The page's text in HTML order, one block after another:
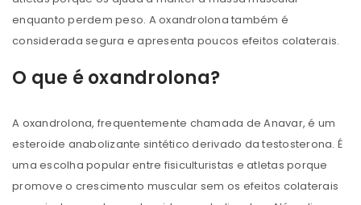
enquanto perdem peso. A oxandrolona também é
considerada segura e apresenta poucos efeitos colaterais.
O que é oxandrolona?
A oxandrolona, ​​frequentemente chamada de Anavar, é um
esteroide anabolizante sintético derivado da testosterona. É
uma escolha popular entre fisiculturistas e atletas porque
promove o crescimento muscular sem os efeitos colaterais